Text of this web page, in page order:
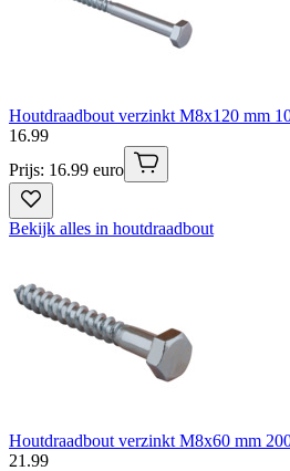
Houtdraadbout verzinkt M8x120 mm
16.99
Prijs: 16.99 euro
Bekijk alles in houtdraadbout
Houtdraadbout verzinkt M8x60 mm
21 .99